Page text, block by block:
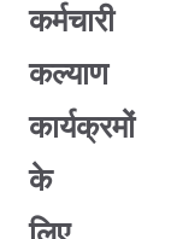
कर्मचारी
कल्याण
कार्यक्रमों
के